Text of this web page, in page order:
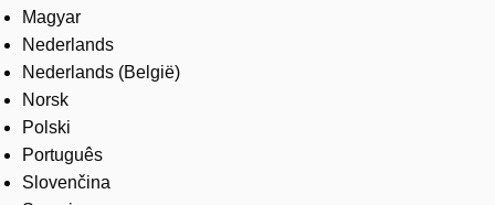
Magyar
Nederlands
Nederlands (België)
Norsk
Polski
Português
Slovenčina